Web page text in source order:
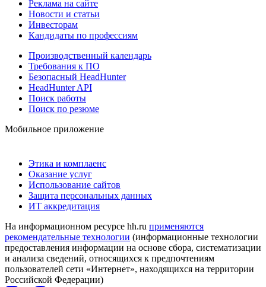
Реклама на сайте
Новости и статьи
Инвесторам
Кандидаты по профессиям
Производственный календарь
Требования к ПО
Безопасный HeadHunter
HeadHunter API
Поиск работы
Поиск по резюме
Мобильное приложение
Этика и комплаенс
Оказание услуг
Использование сайтов
Защита персональных данных
ИТ аккредитация
На информационном ресурсе hh.ru применяются
рекомендательные технологии (информационные технологии
предоставления информации на основе сбора, систематизации
и анализа сведений, относящихся к предпочтениям
пользователей сети «Интернет», находящихся на территории
Российской Федерации)